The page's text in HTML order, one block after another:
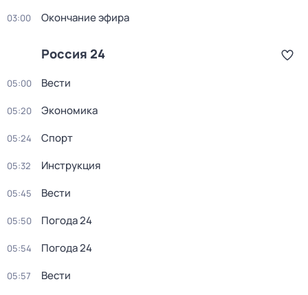
03:00 Окончание эфира
Россия 24
05:00 Вести
05:20 Экономика
05:24 Спорт
05:32 Инструкция
05:45 Вести
05:50 Погода 24
05:54 Погода 24
05:57 Вести